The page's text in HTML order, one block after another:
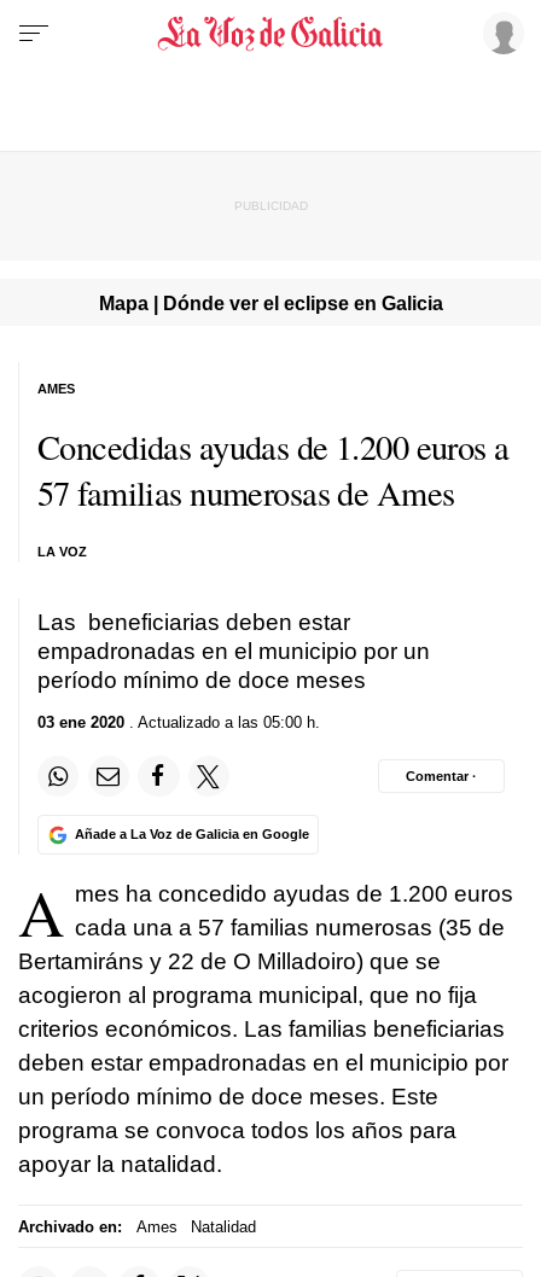
Mapa | Dónde ver el eclipse en Galicia
Concedidas ayudas de 1.200 euros a
57 familias numerosas de Ames
LA VOZ
AMES
Las beneficiarias deben estar
empadronadas en el municipio por un
período mínimo de doce meses
03 ene 2020 . Actualizado a las 05:00 h.
Añade a La Voz de Galicia en Google
Comentar ·
A mes ha concedido ayudas de 1.200 euros
cada una a 57 familias numerosas (35 de
Bertamiráns y 22 de O Milladoiro) que se
acogieron al programa municipal, que no fija
criterios económicos. Las familias beneficiarias
deben estar empadronadas en el municipio por
un período mínimo de doce meses. Este
programa se convoca todos los años para
apoyar la natalidad.
Archivado en: Ames Natalidad